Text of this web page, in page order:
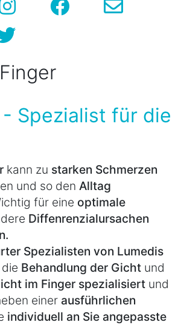
Spezialist für die
kann zu starken Schmerzen
und so den Alltag
für eine optimale
Diffenrenzialursachen
Spezialisten von Lumedis
Behandlung der Gicht und
im Finger spezialisiert und
einer ausführlichen
individuell an Sie angepasste